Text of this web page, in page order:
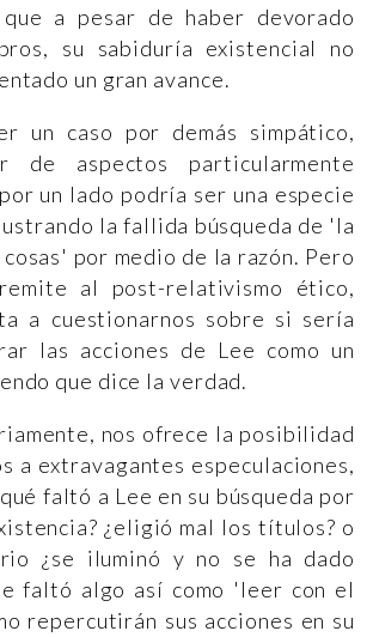
a pesar de haber devorado
su sabiduría existencial no
un gran avance.
un caso por demás simpático,
de aspectos particularmente
un lado podría ser una especie
la fallida búsqueda de 'la
por medio de la razón. Pero
al post-relativismo ético,
a cuestionarnos sobre si sería
las acciones de Lee como un
que dice la verdad.
nos ofrece la posibilidad
a extravagantes especulaciones,
faltó a Lee en su búsqueda por
¿eligió mal los títulos? o
¿se iluminó y no se ha dado
faltó algo así como 'leer con el
repercutirán sus acciones en su